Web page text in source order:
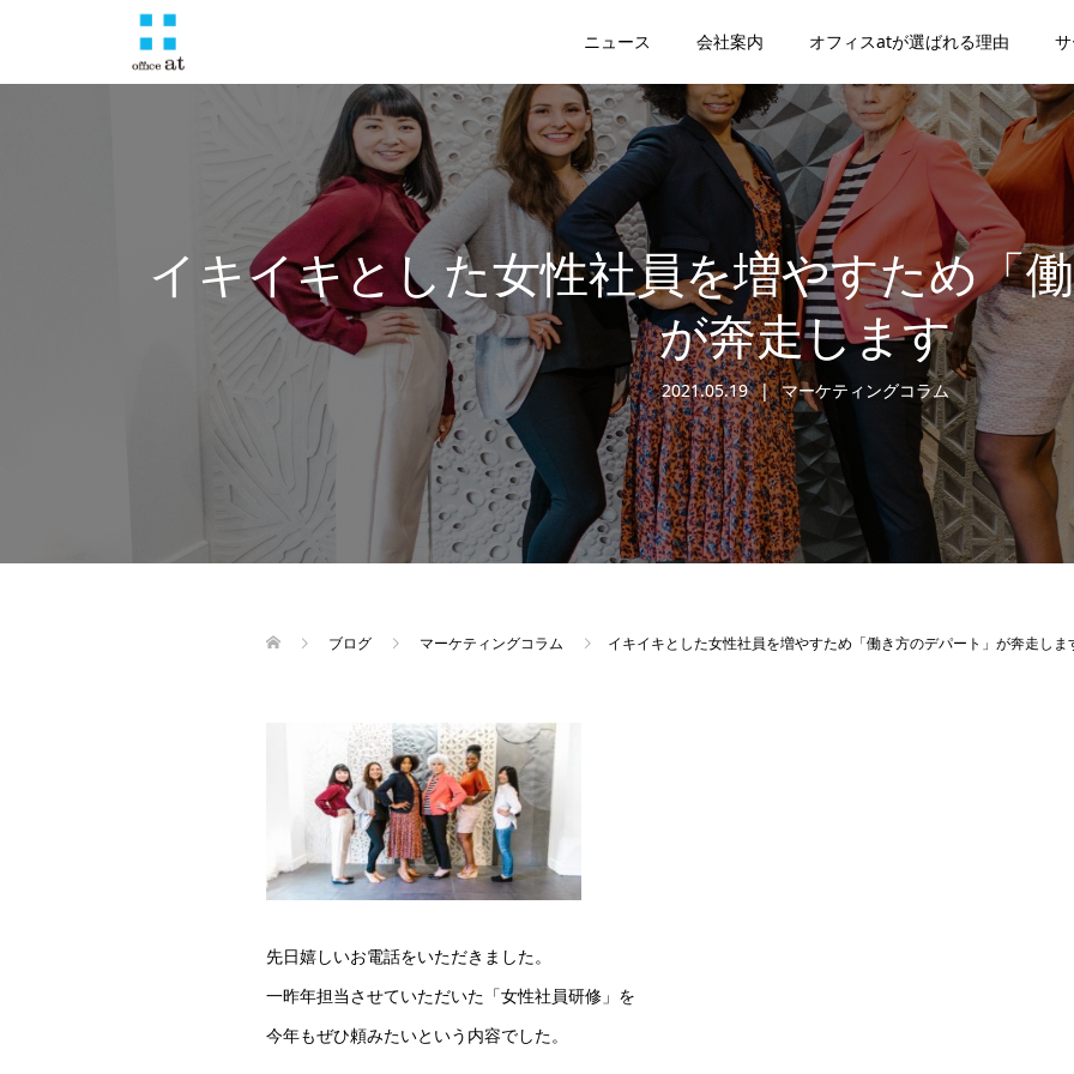
ニュース 会社案内 オフィスatが選ばれる理由
イキイキとした女性社員を増やすため「
が奔走します
2021.05.19 マーケティングコラム
ブログ マーケティングコラム イキイキとした女性社員を増やすため「働き方のデパート」が奔走しま
先日嬉しいお電話をいただきました。
一昨年担当させていただいた「女性社員研修」を
今年もぜひ頼みたいという内容でした。